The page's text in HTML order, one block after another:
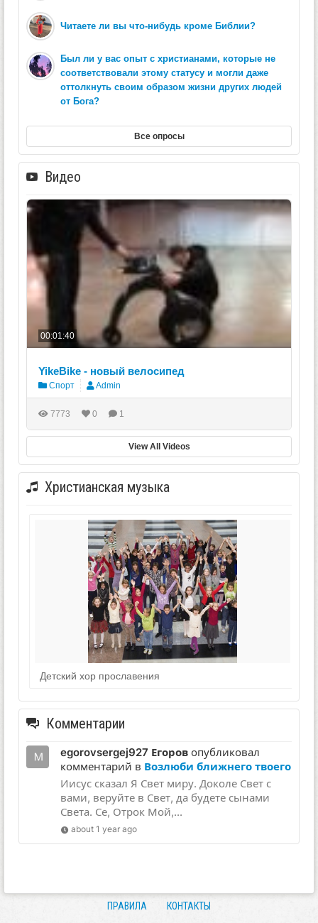
Читаете ли вы что-нибудь кроме Библии?
Был ли у вас опыт с христианами, которые не
соответствовали этому статусу и могли даже
оттолкнуть своим образом жизни других людей
от Бога?
Все опросы
Видео
00:01:40
YikeBike - новый велосипед
Спорт Admin
7773 0 1
View All Videos
Христианская музыка
Детский хор прославения
Комментарии
egorovsergej927 Егоров опубликовал
комментарий в Возлюби ближнего твоего
Иисус сказал Я Свет миру. Доколе Свет с
вами, веруйте в Свет, да будете сынами
Света. Се, Отрок Мой,...
about 1 year ago
ПРАВИЛА КОНТАКТЫ